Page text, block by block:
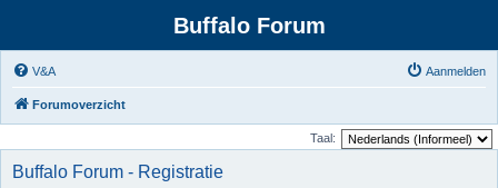
Buffalo Forum
V&A Aanmelden
Forumoverzicht
Taal:
Buffalo Forum - Registratie